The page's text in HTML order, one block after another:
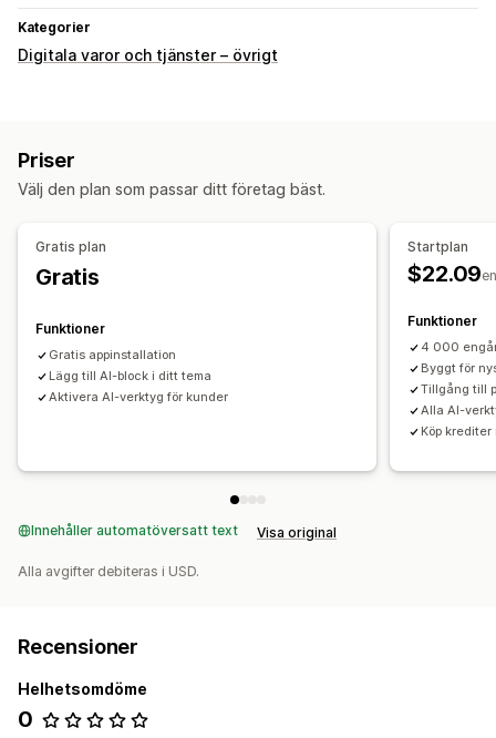
Kategorier
Digitala varor och tjänster – övrigt
Priser
Välj den plan som passar ditt företag bäst.
Gratis plan
Gratis
Funktioner
Gratis appinstallation
Lägg till AI-block i ditt tema
Aktivera AI-verktyg för kunder
Startplan
$22.09
Funktioner
4 000
Byggt för
Tillgång till
Alla AI-
Köp
Innehåller automatöversatt text Visa original
Alla avgifter debiteras i USD.
Recensioner
Helhetsomdöme
0